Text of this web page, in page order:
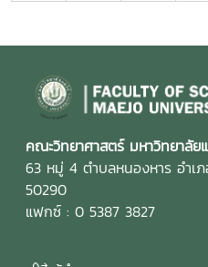
คณะวิทยาศาสตร์ มหาวิทยาลัย
63 หมู่ 4 ตำบลหนองหาร อำเ
50290
แฟกซ์ : 0 5387 3827